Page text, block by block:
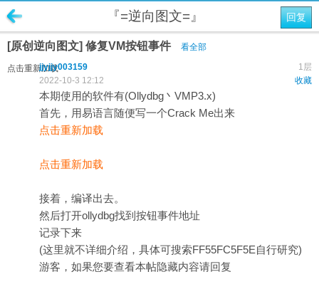
回复
『=逆向图文=』
[原创逆向图文] 修复VM按钮事件 看全部
点击重新加载 1层
jjyjjy003159
收藏
2022-10-3 12:12
本期使用的软件有(Ollydbg丶VMP3.x)
首先，用易语言随便写一个Crack Me出来
点击重新加载
点击重新加载
接着，编译出去。
然后打开ollydbg找到按钮事件地址
记录下来
(这里就不详细介绍，具体可搜索FF55FC5F5E自行研究)
游客，如果您要查看本帖隐藏内容请回复